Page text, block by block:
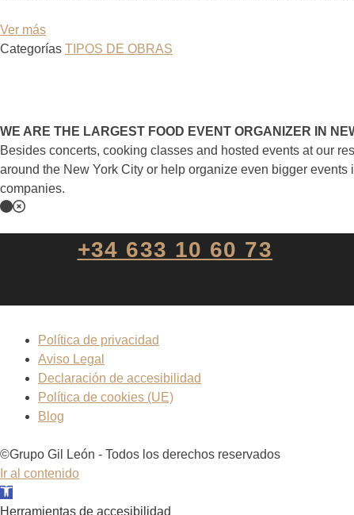
Ver más
Categorías TIPOS DE OBRAS
puestos
WE ARE THE LARGEST FOOD EVENT ORGANIZER IN
Besides concerts, cooking classes and hosted events at our
around the New York City or help organize even bigger events
companies.
+34 633 10 60 73
Política de privacidad
Aviso Legal
Declaración de accesibilidad
Política de cookies (UE)
Blog
©Grupo Gil León - Todos los derechos reservados
Ir al contenido
Abrir barra de herramientas
Herramientas de accesibilidad